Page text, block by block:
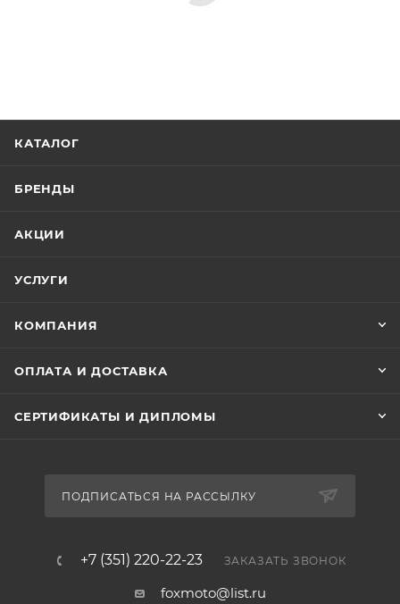
КАТАЛОГ
БРЕНДЫ
АКЦИИ
УСЛУГИ
КОМПАНИЯ
ОПЛАТА И ДОСТАВКА
СЕРТИФИКАТЫ И ДИПЛОМЫ
ПОДПИСАТЬСЯ НА РАССЫЛКУ
+7 (351) 220-22-23 ЗАКАЗАТЬ ЗВОНОК
foxmoto@list.ru